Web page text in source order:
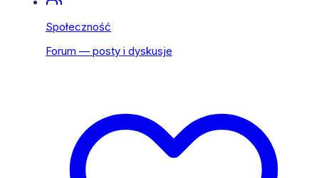
Społeczność
Forum — posty i dyskusje